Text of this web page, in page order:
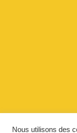
Nous utilisons des